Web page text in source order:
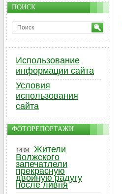
ПОИСК
Использование
информации сайта
Условия
использования
сайта
ФОТОРЕПОРТАЖИ
14.04
Жители
Волжского
запечатлели
прекрасную
двойную радугу
после ливня